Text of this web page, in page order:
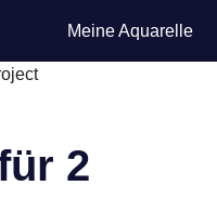
Meine Aquarelle
2